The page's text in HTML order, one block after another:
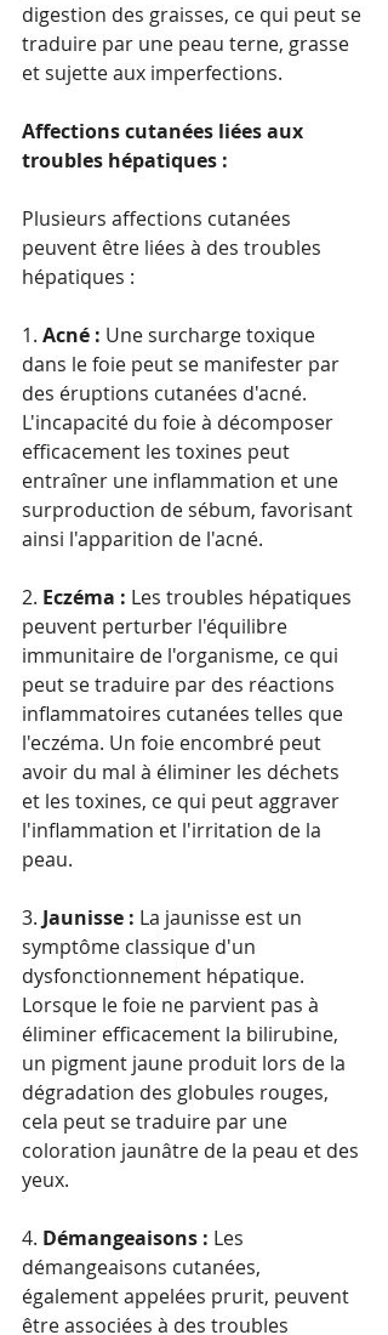
digestion des graisses, ce qui peut se
traduire par une peau terne, grasse
et sujette aux imperfections.
Affections cutanées liées aux
troubles hépatiques :
Plusieurs affections cutanées
peuvent être liées à des troubles
hépatiques :
1. Acné : Une surcharge toxique
dans le foie peut se manifester par
des éruptions cutanées d'acné.
L'incapacité du foie à décomposer
efficacement les toxines peut
entraîner une inflammation et une
surproduction de sébum, favorisant
ainsi l'apparition de l'acné.
2. Eczéma : Les troubles hépatiques
peuvent perturber l'équilibre
immunitaire de l'organisme, ce qui
peut se traduire par des réactions
inflammatoires cutanées telles que
l'eczéma. Un foie encombré peut
avoir du mal à éliminer les déchets
et les toxines, ce qui peut aggraver
l'inflammation et l'irritation de la
peau.
3. Jaunisse : La jaunisse est un
symptôme classique d'un
dysfonctionnement hépatique.
Lorsque le foie ne parvient pas à
éliminer efficacement la bilirubine,
un pigment jaune produit lors de la
dégradation des globules rouges,
cela peut se traduire par une
coloration jaunâtre de la peau et des
yeux.
4. Démangeaisons : Les
démangeaisons cutanées,
également appelées prurit, peuvent
être associées à des troubles